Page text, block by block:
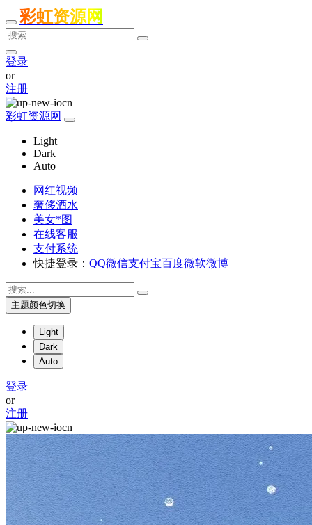
彩虹资源网
登录
or
注册
彩虹资源网
Light
Dark
Auto
网红视频
奢侈酒水
美女*图
在线客服
支付系统
快捷登录： QQ微信支付宝百度微软微博
主题颜色切换
Light
Dark
Auto
登录
or
注册